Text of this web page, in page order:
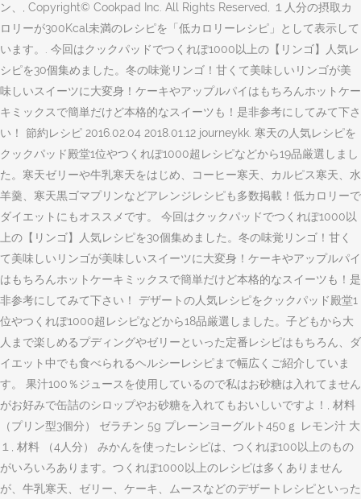
ン、, Copyright© Cookpad Inc. All Rights Reserved, １人分の摂取カ
ロリーが300Kcal未満のレシピを「低カロリーレシピ」として表示して
います。. 今回はクックパッドでつくれぽ1000以上の【リンゴ】人気レ
シピを30個集めました。冬の味覚リンゴ！甘くて美味しいリンゴが美
味しいスイーツに大変身！ケーキやアップルパイはもちろんホットケー
キミックスで簡単だけど本格的なスイーツも！是非参考にしてみて下さ
い！ 節約レシピ 2016.02.04 2018.01.12 journeykk. 寒天の人気レシピを
クックパッド殿堂1位やつくれぽ1000超レシピなどから19品厳選しまし
た。寒天ゼリーや牛乳寒天をはじめ、コーヒー寒天、カルピス寒天、水
羊羹、寒天黒ゴマプリンなどアレンジレシピも多数掲載！低カロリーで
ダイエットにもオススメです。 今回はクックパッドでつくれぽ1000以
上の【リンゴ】人気レシピを30個集めました。冬の味覚リンゴ！甘く
て美味しいリンゴが美味しいスイーツに大変身！ケーキやアップルパイ
はもちろんホットケーキミックスで簡単だけど本格的なスイーツも！是
非参考にしてみて下さい！ デザートの人気レシピをクックパッド殿堂1
位やつくれぽ1000超レシピなどから18品厳選しました。子どもから大
人まで楽しめるプディングやゼリーといった定番レシピはもちろん、ダ
イエット中でも食べられるヘルシーレシピまで幅広くご紹介していま
す。 果汁100％ジュースを使用しているので私はお砂糖は入れてません
がお好みで缶詰のシロップやお砂糖を入れてもおいしいですよ！, 材料
（プリン型3個分） ゼラチン 5g プレーンヨーグルト450ｇ レモン汁 大
１, 材料 （4人分） みかんを使ったレシピは、つくれぽ100以上のもの
がいろいろあります。つくれぽ1000以上のレシピは多くありません
が、牛乳寒天、ゼリー、ケーキ、ムースなどのデザートレシピといった